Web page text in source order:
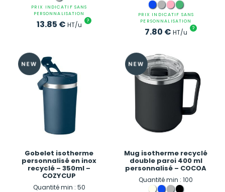
PRIX INDICATIF SANS
PERSONNALISATION
13.85 € HT/u ?
PRIX INDICATIF SANS
PERSONNALISATION
7.80 € HT/u ?
Gobelet isotherme
personnalisé en inox
recyclé – 350ml –
COZYCUP
Quantité min : 50
Mug isotherme recyclé
double paroi 400 ml
personnalisé – COCOA
Quantité min : 100